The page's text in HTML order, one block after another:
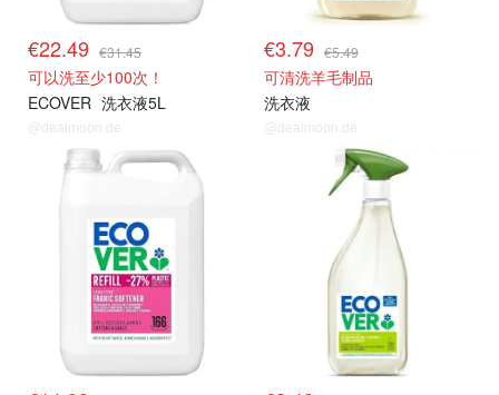
€22.49 €31.45
可以洗至少100次！
ECOVER 洗衣液5L
@dealmoon.de
€3.79 €5.49
可清洗羊毛制品
洗衣液
@dealmoon.de